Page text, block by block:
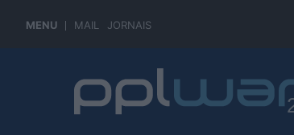
MENU MAIL JORNAIS